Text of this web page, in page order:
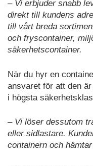
– Vi erbjuder snabb
direkt till kundens
till vårt breda
och fryscontainer,
säkerhetscontainer.
När du hyr en
ansvaret för att den
i högsta
– Vi löser dessutom
eller sidlastare.
containern och